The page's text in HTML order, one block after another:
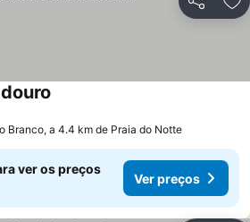
Partilhar
Branco, a 4.4 km de Praia do Notte
ver os preços
Ver preços